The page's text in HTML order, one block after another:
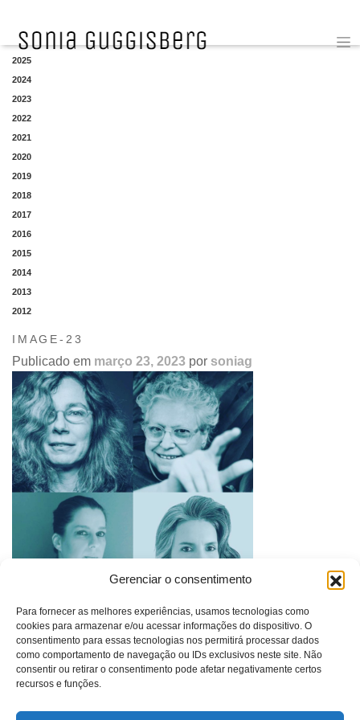
Gerenciar o consentimento
Para fornecer as melhores experiências, usamos tecnologias como
cookies para armazenar e/ou acessar informações do dispositivo. O
consentimento para essas tecnologias nos permitirá processar dados
como comportamento de navegação ou IDs exclusivos neste site. Não
consentir ou retirar o consentimento pode afetar negativamente certos
recursos e funções.
YEAR
2025
2024
2023
2022
2021
2020
2019
2018
2017
2016
2015
2014
2013
2012
IMAGE-23
Publicado em março 23, 2023 por soniag
Navegação
de
post
EXIBIÇÃO DO FILME “SEM ROSTO” SEGUIDA DE
DEBATE, 15/12 – CENTRO MARIANTONIA